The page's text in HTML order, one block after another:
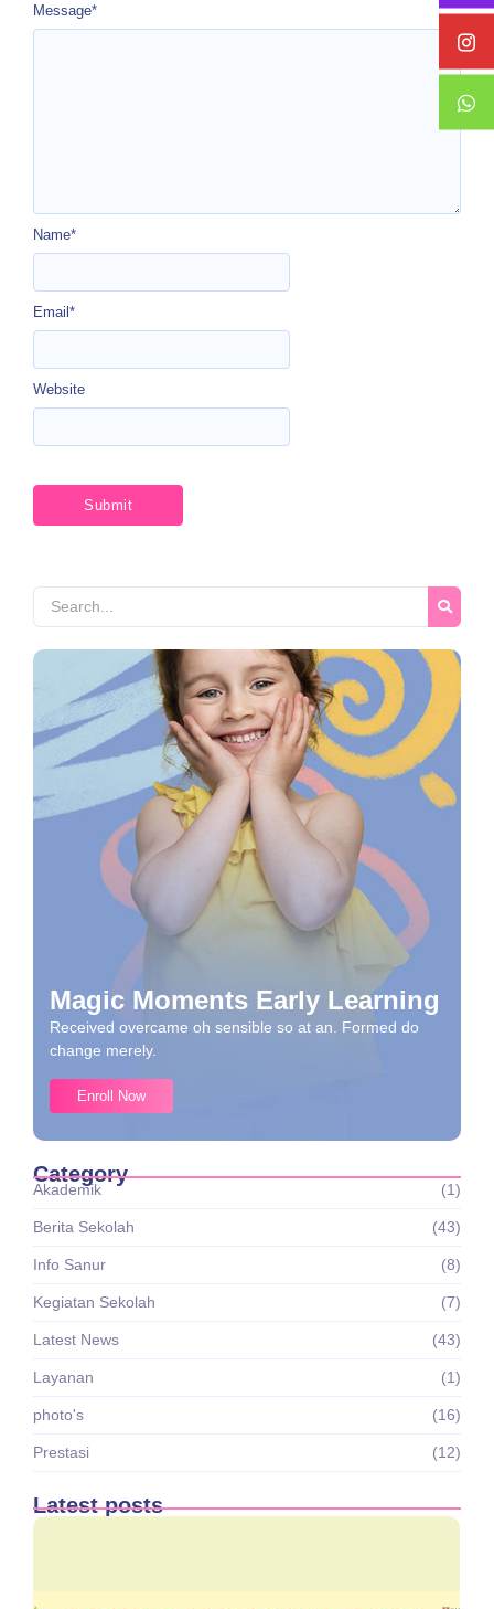
Message*
Name*
Email *
Website
Magic Moments Early Learning
Received overcame oh sensible so at an. Formed do
change merely.
Enroll Now
Category
Akademik (1)
Berita Sekolah (43)
Info Sanur (8)
Kegiatan Sekolah (7)
Latest News (43)
Layanan (1)
photo's (16)
Prestasi (12)
Latest posts